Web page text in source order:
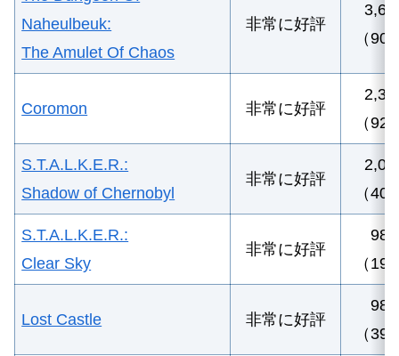
Naheulbeuk:
The Amulet Of Chaos
非常に好評
3
（
Coromon 非常に好評
（
S.T.A.L.K.E.R.:
Shadow of Chernobyl
非常に好評
（
S.T.A.L.K.E.R.:
Clear Sky
非常に好評
（
Lost Castle 非常に好評
980
（